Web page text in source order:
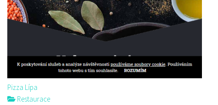
Pizza Lípa
Restaurace